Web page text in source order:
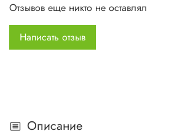
Отзывов еще никто не оставлял
Написать отзыв
Описание